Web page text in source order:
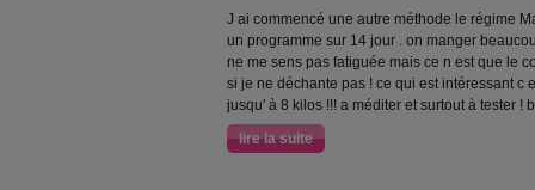
J ai commencé une autre méthode le régime
un programme sur 14 jour . on manger
ne me sens pas fatiguée mais ce n est que le
si je ne déchante pas ! ce qui est intéressant c
jusqu' à 8 kilos !!! a méditer et surtout à tester !
lire la suite